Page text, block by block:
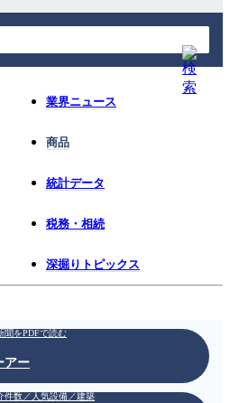
業界ニュース
商品
統計データ
税務・相続
深掘りトピックス
聞をPDFで読む
アー
件数／人気設備／建築